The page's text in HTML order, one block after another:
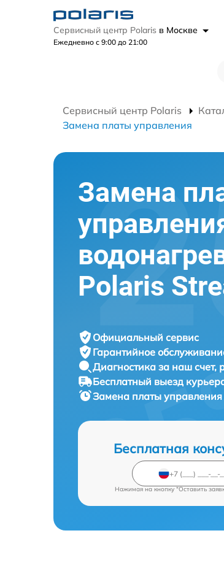
Сервисный центр Polaris в Москве
Ежедневно с 9:00 до 21:00
Сервисный центр Polaris
Замена платы управления
Замена
Polaris
Официальный сервис
Гарантийное
Диагностика за наш счет,
Бесплатный выезд
Замена платы управления
Бесплатная
Нажимая на кнопку "Оставить